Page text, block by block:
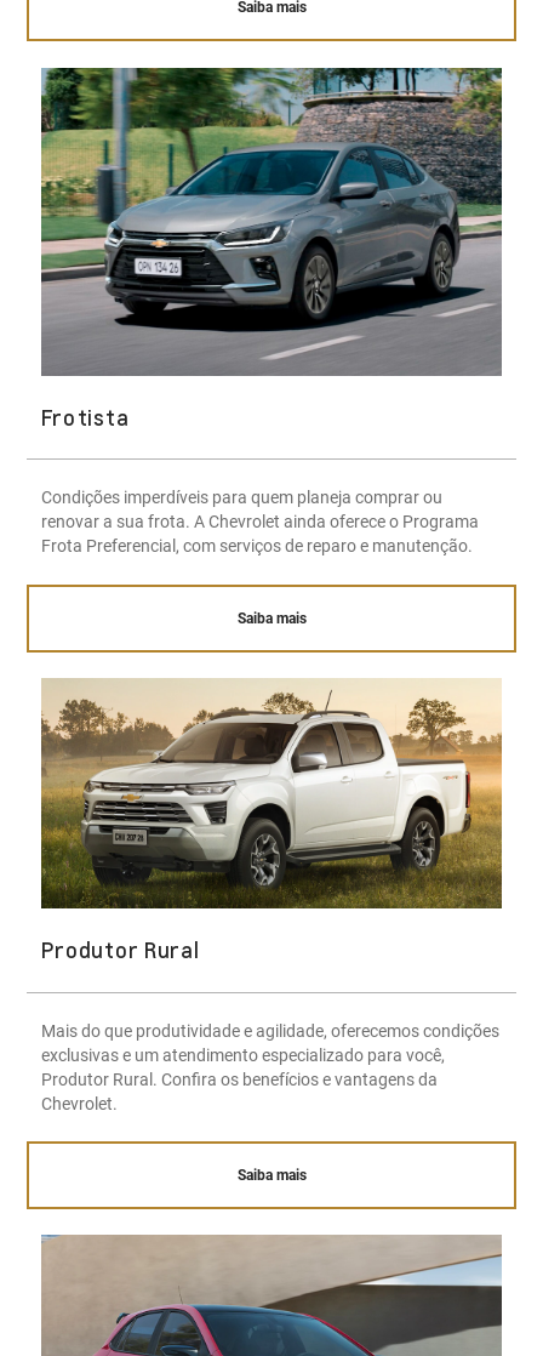
Saiba mais
Frotista
Condições imperdíveis para quem planeja comprar ou
renovar a sua frota. A Chevrolet ainda oferece o Programa
Frota Preferencial, com serviços de reparo e manutenção.
Saiba mais
Produtor Rural
Mais do que produtividade e agilidade, oferecemos condições
exclusivas e um atendimento especializado para você,
Produtor Rural. Confira os benefícios e vantagens da
Chevrolet.
Saiba mais